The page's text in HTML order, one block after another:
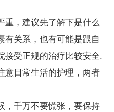
，建议先了解下是什么
有关系，也有可能是跟自
接受正规的治疗比较安全.
意日常生活的护理，两者
千万不要慌张，要保持